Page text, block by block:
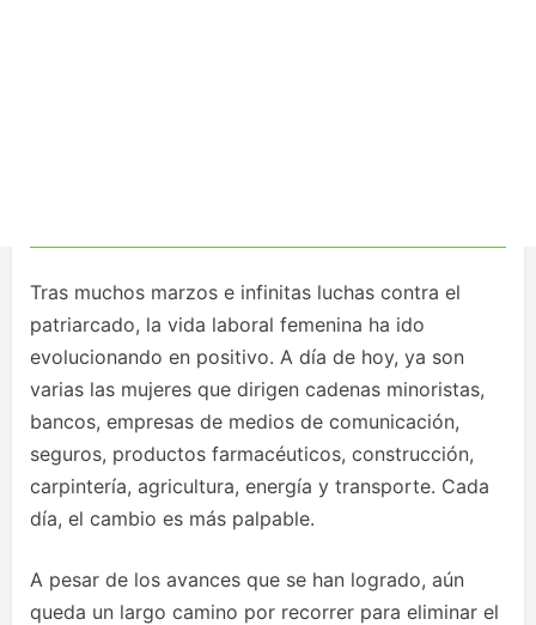
Tras muchos marzos e infinitas luchas contra el
patriarcado, la vida laboral femenina ha ido
evolucionando en positivo. A día de hoy, ya son
varias las mujeres que dirigen cadenas minoristas,
bancos, empresas de medios de comunicación,
seguros, productos farmacéuticos, construcción,
carpintería, agricultura, energía y transporte. Cada
día, el cambio es más palpable.
A pesar de los avances que se han logrado, aún
queda un largo camino por recorrer para eliminar el